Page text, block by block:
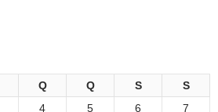
Q Q S
S
4 5 6 7